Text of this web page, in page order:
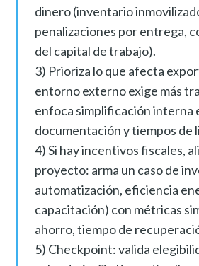
dinero (inventario
penalizaciones por entrega,
del capital de trabajo).
3) Prioriza lo que afecta
entorno externo exige más
enfoca simplificación interna
documentación y tiempos de
4) Si hay incentivos fiscales,
proyecto: arma un caso de
automatización, eficiencia
capacitación) con métricas
ahorro, tiempo de
5) Checkpoint: valida